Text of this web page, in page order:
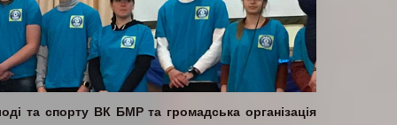
та спорту ВК БМР та громадська організація